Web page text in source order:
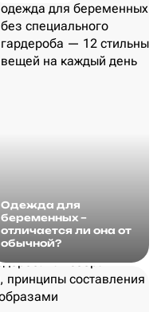
Одежда для
беременных –
отличается ли она от
обычной?